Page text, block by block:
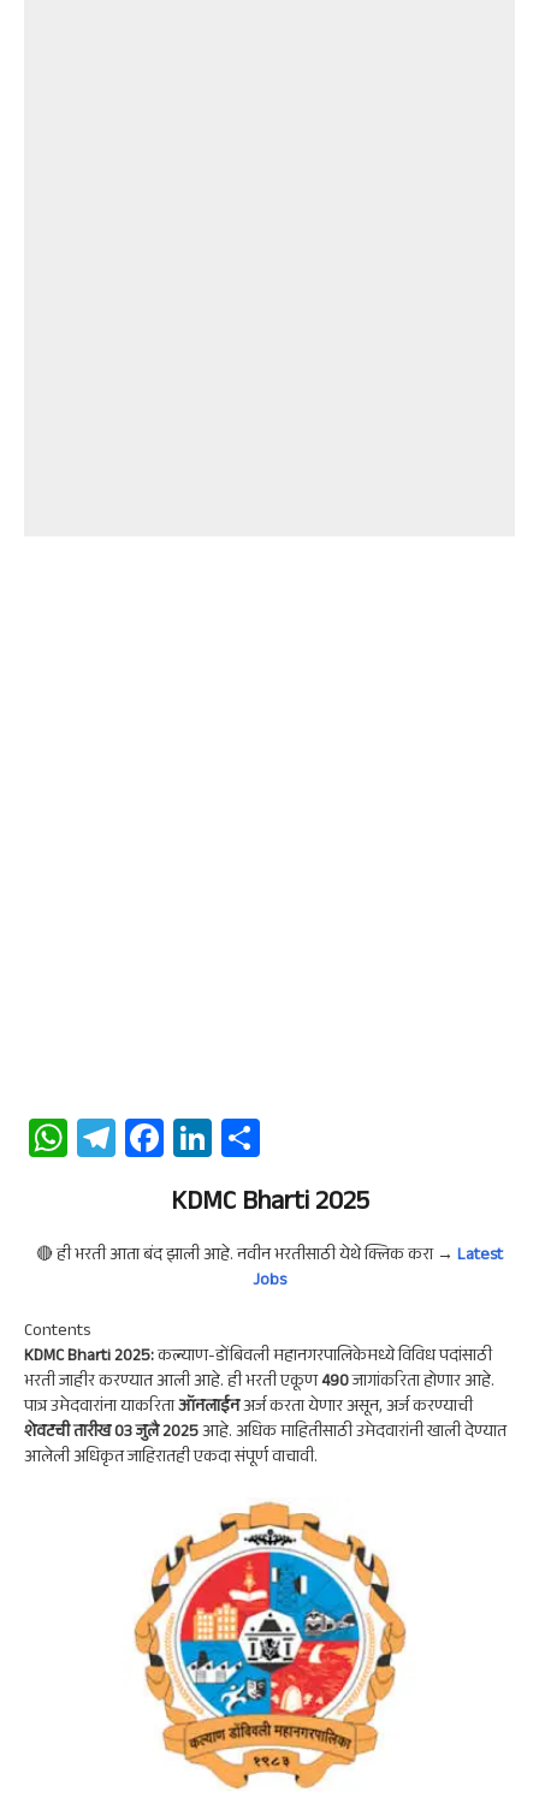
W
ha
A
p
Te
le
a
Fa
ce
b
oo
Li
n
ke
dI
ha
re
KDMC Bharti 2025
🔴 ही भरती आता बंद झाली आहे. नवीन भरतीसाठी येथे क्लिक करा → Latest
Jobs
Contents
KDMC Bharti 2025:कल्याण-डोंबिवली महानगरपालिकेमध्ये विविध पदांसाठी
भरती जाहीर करण्यात आली आहे. ही भरती एकूण490जागांकरिता होणार आहे.
पात्र उमेदवारांना याकरिताऑनलाईनअर्ज करता येणार असून, अर्ज करण्याची
शेवटची तारीख 03 जुलै 2025आहे. अधिक माहितीसाठी उमेदवारांनी खाली देण्यात
आलेली अधिकृत जाहिरातही एकदा संपूर्ण वाचावी.